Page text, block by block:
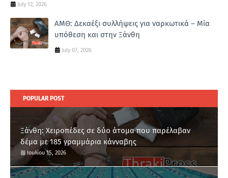
July 12, 2026
ΑΜΘ: Δεκαέξι συλλήψεις για ναρκωτικά – Μία
υπόθεση και στην Ξάνθη
July 07, 2026
POPULAR POST
Ξάνθη: Χειροπέδες σε δύο άτομα που παρέλαβαν
δέμα με 185 γραμμάρια κάνναβης
Ιουλίου 15, 2026